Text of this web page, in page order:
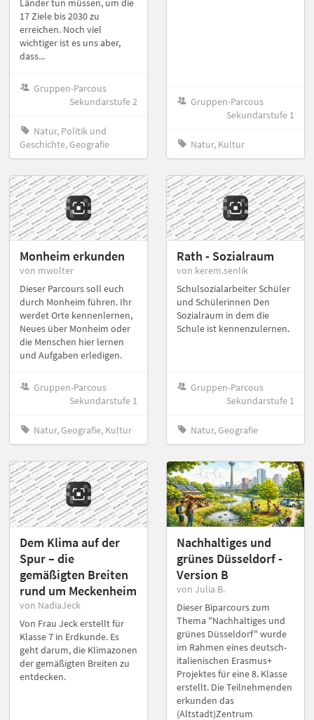
Länder tun müssen, um die
17 Ziele bis 2030 zu
erreichen. Noch viel
wichtiger ist es uns aber,
dass...
Gruppen-Parcous
Sekundarstufe 2
Natur, Politik und
Geschichte, Geografie
Gruppen-Parcous
Sekundarstufe 1
Natur, Kultur
Monheim erkunden
von mwolter
Dieser Parcours soll euch
durch Monheim führen. Ihr
werdet Orte kennenlernen,
Neues über Monheim oder
die Menschen hier lernen
und Aufgaben erledigen.
Gruppen-Parcous
Sekundarstufe 1
Natur, Geografie, Kultur
Rath - Sozialraum
von kerem.senlik
Schulsozialarbeiter Schüler
und Schülerinnen Den
Sozialraum in dem die
Schule ist kennenzulernen.
Gruppen-Parcous
Sekundarstufe 1
Natur, Geografie
Dem Klima auf der
Spur – die
gemäßigten Breiten
rund um Meckenheim
von NadiaJeck
Von Frau Jeck erstellt für
Klasse 7 in Erdkunde. Es
geht darum, die Klimazonen
der gemäßigten Breiten zu
entdecken.
Nachhaltiges und
grünes Düsseldorf -
Version B
von Julia B.
Dieser Biparcours zum
Thema "Nachhaltiges und
grünes Düsseldorf" wurde
im Rahmen eines deutsch-
italienischen Erasmus+
Projektes für eine 8. Klasse
erstellt. Die Teilnehmenden
erkunden das
(Altstadt)Zentrum